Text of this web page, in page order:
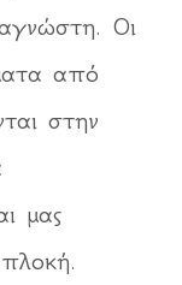
Οι
από
στην
μας